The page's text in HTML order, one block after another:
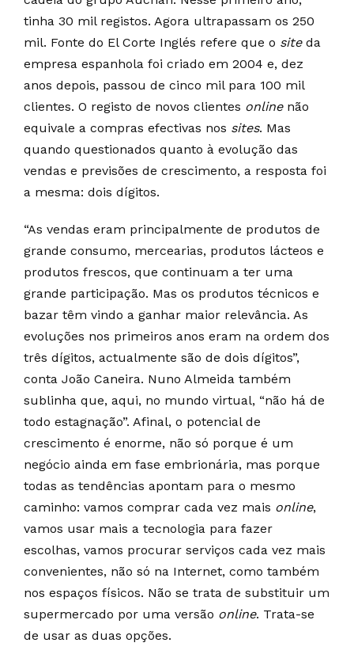
tinha 30 mil registos. Agora ultrapassam os 250
mil. Fonte do El Corte Inglés refere que o siteda
empresa espanhola foi criado em 2004 e, dez
anos depois, passou de cinco mil para 100 mil
clientes. O registo de novos clientes onlinenão
equivale a compras efectivas nos sites. Mas
quando questionados quanto à evolução das
vendas e previsões de crescimento, a resposta foi
a mesma: dois dígitos.
“As vendas eram principalmente de produtos de
grande consumo, mercearias, produtos lácteos e
produtos frescos, que continuam a ter uma
grande participação. Mas os produtos técnicos e
bazar têm vindo a ganhar maior relevância. As
evoluções nos primeiros anos eram na ordem dos
três dígitos, actualmente são de dois dígitos”,
conta João Caneira. Nuno Almeida também
sublinha que, aqui, no mundo virtual, “não há de
todo estagnação”. Afinal, o potencial de
crescimento é enorme, não só porque é um
negócio ainda em fase embrionária, mas porque
todas as tendências apontam para o mesmo
caminho: vamos comprar cada vez mais online,
vamos usar mais a tecnologia para fazer
escolhas, vamos procurar serviços cada vez mais
convenientes, não só na Internet, como também
nos espaços físicos. Não se trata de substituir um
supermercado por uma versão online. Trata-se
de usar as duas opções.